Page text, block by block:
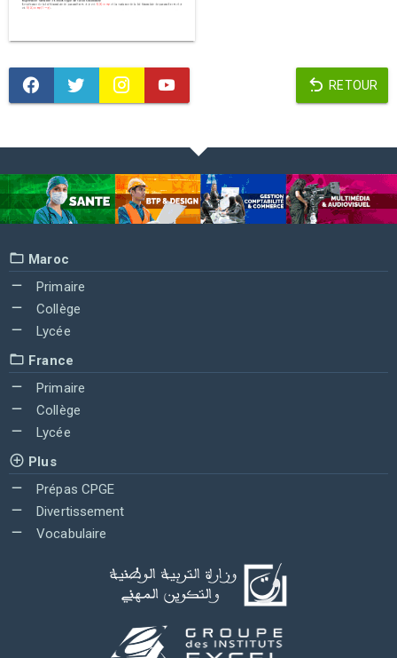
RETOUR
Maroc
Primaire
Collège
Lycée
France
Primaire
Collège
Lycée
Plus
Prépas CPGE
Divertissement
Vocabulaire